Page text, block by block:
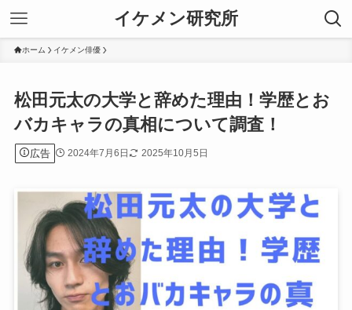
イケメン研究所
ホーム イケメン俳優
松田元太の大学と辞めた理由！学歴とお
バカキャラの真相について調査！
広告 2024年7月6日 2025年10月5日